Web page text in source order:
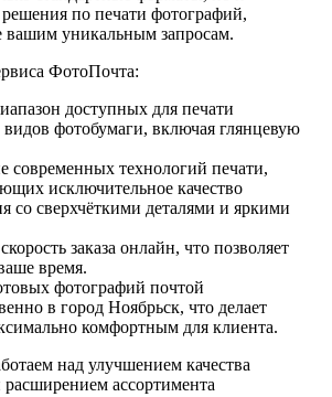
по печати фотографий,
вашим уникальным запросам.
ФотоПочта:
доступных для печати
фотобумаги, включая глянцевую
современных технологий печати,
исключительное качество
со сверхчёткими деталями и яркими
заказа онлайн, что позволяет
время.
фотографий почтой
в город Ноябрьск, что делает
комфортным для клиента.
над улучшением качества
ассортимента